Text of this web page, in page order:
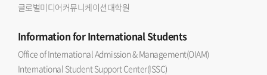
글로벌미디어커뮤니케이션대학원
Informationfor International Students
Office of International Admission & Management(OIAM)
International Student Support Center(ISSC)